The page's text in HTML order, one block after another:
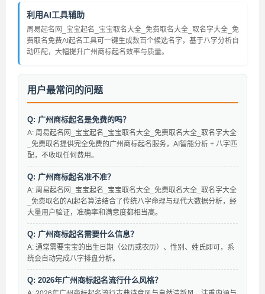
利用AI工具辅助
周易起名网_宝宝起名_宝宝取名大全_免费取名大全_取名字大全_免
费取名免费AI起名工具可一键生成数百个候选名字，基于八字分析自
动匹配，大幅提升广州商标起名效率与质量。
用户最常问的问题
Q: 广州商标起名是免费的吗？
A: 周易起名网_宝宝起名_宝宝取名大全_免费取名大全_取名字大全
_免费取名提供完全免费的广州商标起名服务，AI智能分析 + 八字匹
配，不收取任何费用。
Q: 广州商标起名准不准？
A: 周易起名网_宝宝起名_宝宝取名大全_免费取名大全_取名字大全
_免费取名的AI起名算法结合了传统八字命理与现代大数据分析，经
大量用户验证，准确率和满意度都相当高。
Q: 广州商标起名需要什么信息？
A: 通常需要宝宝的出生日期（公历或农历）、性别、姓氏即可，系
统会自动完成八字排盘分析。
Q: 2026年广州商标起名流行什么风格？